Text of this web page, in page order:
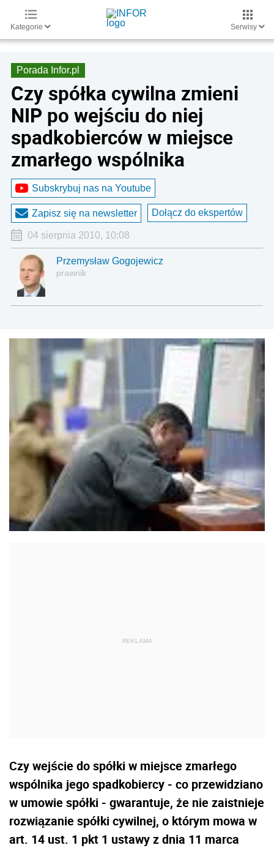
Kategorie Serwisy
Porada Infor.pl
Czy spółka cywilna zmieni
NIP po wejściu do niej
spadkobierców w miejsce
zmarłego wspólnika
Subskrybuj nas na Youtube
Zapisz się na newsletter Dołącz do ekspertów
04 sierpnia 2010, 10:08
Przemysław Gogojewicz
prawnik
Czy wejście do spółki w miejsce zmarłego
wspólnika jego spadkobiercy - co przewidziano
w umowie spółki - gwarantuje, że nie zaistnieje
rozwiązanie spółki cywilnej, o którym mowa w
art. 14 ust. 1 pkt 1 ustawy z dnia 11 marca